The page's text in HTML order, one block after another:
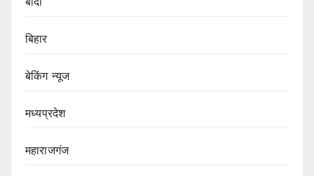
बिहार
बेकिंग न्यूज
मध्यप्रदेश
महाराजगंज